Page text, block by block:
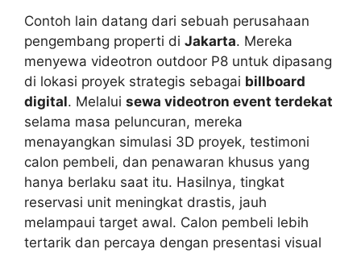
Contoh lain datang dari sebuah perusahaan
pengembang properti di Jakarta. Mereka
menyewa videotron outdoor P8 untuk dipasang
di lokasi proyek strategis sebagai billboard
digital. Melalui sewa videotron event terdekat
selama masa peluncuran, mereka
menayangkan simulasi 3D proyek, testimoni
calon pembeli, dan penawaran khusus yang
hanya berlaku saat itu. Hasilnya, tingkat
reservasi unit meningkat drastis, jauh
melampaui target awal. Calon pembeli lebih
tertarik dan percaya dengan presentasi visual